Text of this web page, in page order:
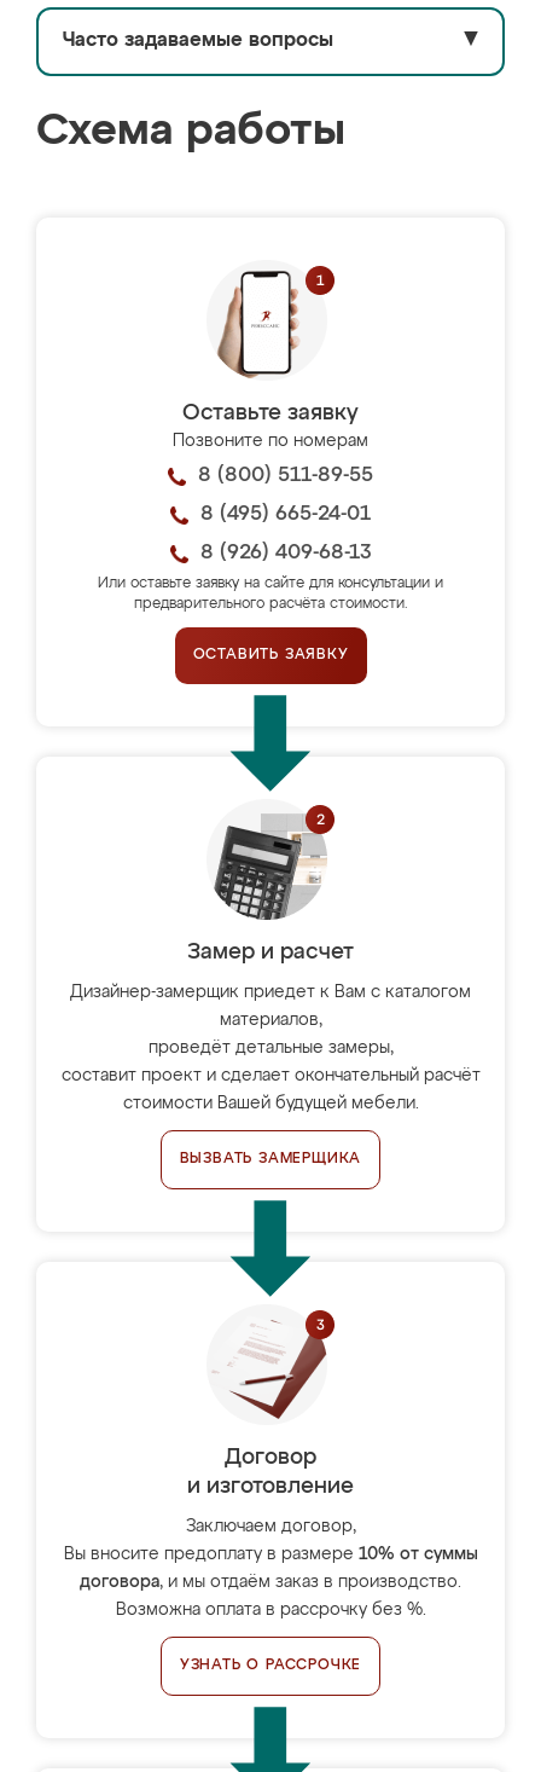
Часто задаваемые вопросы ▼
Схема работы
Оставьте заявку
Позвоните по номерам
8 (800) 511-89-55
8 (495) 665-24-01
8 (926) 409-68-13
Или оставьте заявку на сайте для консультации и
предварительного расчёта стоимости.
ОСТАВИТЬ ЗАЯВКУ
Замер и расчет
Дизайнер-замерщик приедет к Вам с каталогом
материалов,
проведёт детальные замеры,
составит проект и сделает окончательный расчёт
стоимости Вашей будущей мебели.
ВЫЗВАТЬ ЗАМЕРЩИКА
Договор
и изготовление
Заключаем договор,
Вы вносите предоплату в размере 10% от суммы
договора, и мы отдаём заказ в производство.
Возможна оплата в рассрочку без %.
УЗНАТЬ О РАССРОЧКЕ